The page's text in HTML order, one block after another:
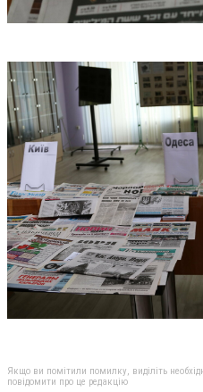
Якщо ви помітили помилку, виділіть
повідомити про це редакцію